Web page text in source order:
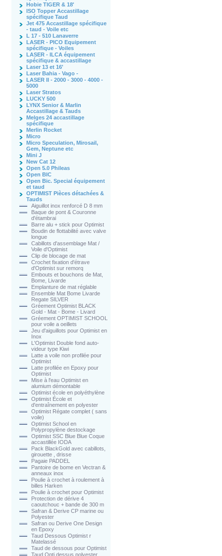
Hobie TIGER & 18'
ISO Topper Accastillage
spécifique Taud
Jet 475 Accastillage spécifique
- taud - Voile etc
L 17 - 510 Lanaverre
LASER - PICO Equipement
spécifique - Voiles
LASER - ILCA équipement
spécifique & accastillage
Laser 13 et 16'
Laser Bahia - Vago -
LASER II - 2000 - 3000 - 4000 -
5000
Laser Stratos
LUCKY 500
LYNX Senior & Marlin
Accastillage & Tauds
Melges 24 accastillage
spécifique
Merlin Rocket
Micro
Micro Speculation, Mirosail,
Gem, Neptune etc
Mini J
New Cat 12
Open 5.0 Phileas
Open BIC
Open Bic. Special équipement
et taud
OPTIMIST Pièces détachées &
Tauds
Aiguillot inox renforcé D 8 mm
Baque de pont & Couronne
d'étambrai
Barre alu + stick pour Optimist
Boudin de flottabilité avec valve
longue
Cabillots d'assemblage Mat /
Voile d'Optimist
Clip de blocage de mat
Crochet fixation d'étrave
d'Optimist sur remorq
Embouts et bouchons de Mat,
Bome, Livarde
Emplanture de mat réglable
Ensemble Mat Bome Livarde
Regate SILVER
Gréement Optimist BLACK
Gold - Mat - Bome - Livard
Gréement OPTIMIST SCHOOL
pour voile a oeillets
Jeu d'aiguillots pour Optimist en
Inox
L'Optimist Double fond auto-
videur type Kiwi
Latte a voile non profilée pour
Optimist
Latte profilée en Epoxy pour
Optimist
Mise à l'eau Optimist en
alumium démontable
Optimist école en polyéthylène
Optimist École et
d'entraînement en polyester
Optimist Régate complet ( sans
voile)
Optimist School en
Polypropylène destockage
Optimist SSC Blue Blue Coque
accastillée IODA
Pack BlackGold avec cabillots,
girouette , drisse
Pagaie PADDEL
Pantoire de bome en Vectran &
anneaux inox
Poulie à crochet à roulement à
billes Harken
Poulie à crochet pour Optimist
Protection de dérive 4
caoutchouc + bande de 300 m
Safran & Derive CP marine ou
Polyester
Safran ou Derive One Design
en Epoxy
Taud Dessous Optimist r
Matelassé
Taud de dessous pour Optimist
Taud Opti dessus polyester